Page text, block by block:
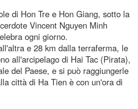
di Hon Tre e Hon Giang, sotto la
Vincent Nguyen Minh
ogni giorno.
e 28 km dalla terraferma, le
all'arcipelago di Hai Tac (Pirata),
del Paese, e si può raggiungerle
città di Ha Tien è con un'ora di